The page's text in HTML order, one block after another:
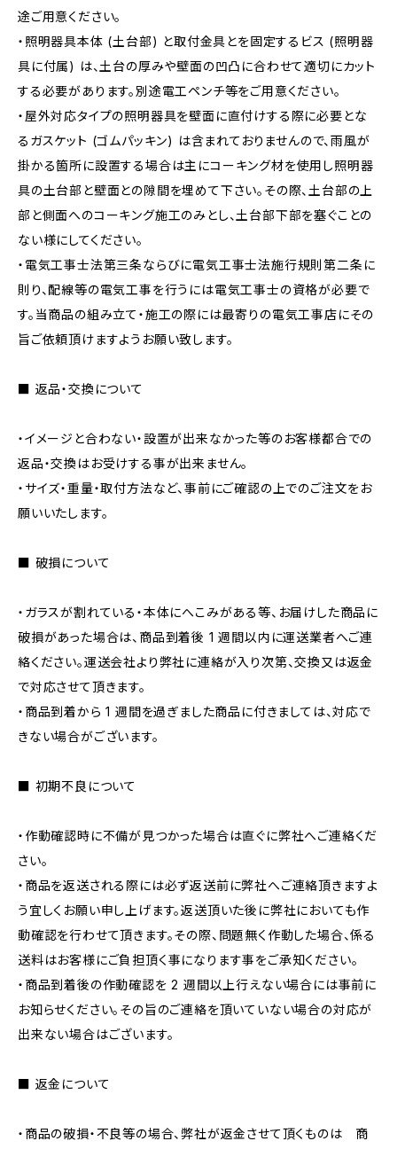
途ご用意ください。
・照明器具本体 (土台部) と取付金具とを固定するビス (照明器
具に付属) は、土台の厚みや壁面の凹凸に合わせて適切にカット
する必要があります。別途電工ペンチ等をご用意ください。
・屋外対応タイプの照明器具を壁面に直付けする際に必要とな
るガスケット (ゴムパッキン) は含まれておりませんので、雨風が
掛かる箇所に設置する場合は主にコーキング材を使用し照明器
具の土台部と壁面との隙間を埋めて下さい。その際、土台部の上
部と側面へのコーキング施工のみとし、土台部下部を塞ぐことの
ない様にしてください。
・電気工事士法第三条ならびに電気工事士法施行規則第二条に
則り、配線等の電気工事を行うには電気工事士の資格が必要で
す。当商品の組み立て・施工の際には最寄りの電気工事店にその
旨ご依頼頂けますようお願い致します。
■ 返品・交換について
・イメージと合わない・設置が出来なかった等のお客様都合での
返品・交換はお受けする事が出来ません。
・サイズ・重量・取付方法など、事前にご確認の上でのご注文をお
願いいたします。
■ 破損について
・ガラスが割れている・本体にへこみがある等、お届けした商品に
破損があった場合は、商品到着後 1 週間以内に運送業者へご連
絡ください。運送会社より弊社に連絡が入り次第、交換又は返金
で対応させて頂きます。
・商品到着から 1 週間を過ぎました商品に付きましては、対応で
きない場合がございます。
■ 初期不良について
・作動確認時に不備が見つかった場合は直ぐに弊社へご連絡くだ
さい。
・商品を返送される際には必ず返送前に弊社へご連絡頂きますよ
う宜しくお願い申し上げます。返送頂いた後に弊社においても作
動確認を行わせて頂きます。その際、問題無く作動した場合、係る
送料はお客様にご負担頂く事になります事をご承知ください。
・商品到着後の作動確認を 2 週間以上行えない場合には事前に
お知らせください。その旨のご連絡を頂いていない場合の対応が
出来ない場合はございます。
■ 返金について
・商品の破損・不良等の場合、弊社が返金させて頂くものは 商